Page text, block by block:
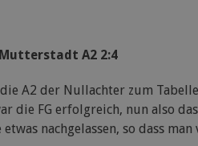
Mutterstadt A2 2:4
A2 der Nullachter zum
die FG erfolgreich, nun also
nachgelassen, so dass